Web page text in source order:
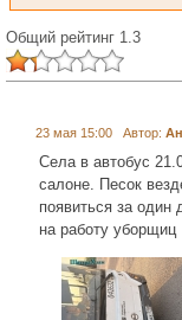
Общий рейтинг 1.3
23 мая 15:00 Автор:
Села в автобус
салоне. Песок
появиться за один
на работу уборщиц